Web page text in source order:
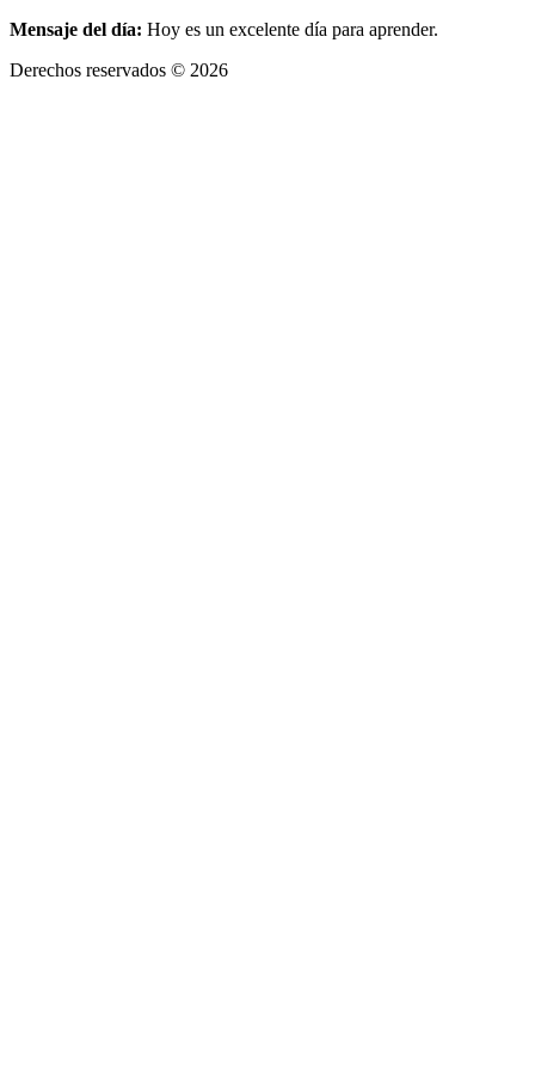
Mensaje del día: Hoy es un excelente día para aprender.
Derechos reservados © 2026